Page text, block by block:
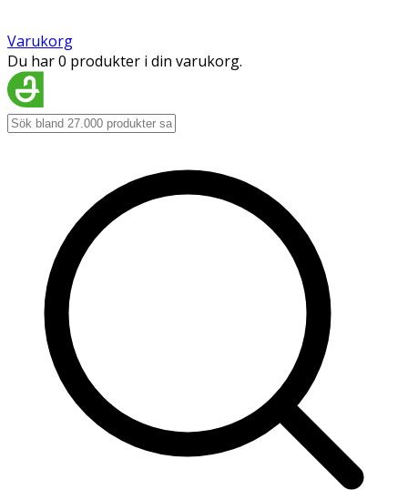
Varukorg
Du har 0 produkter i din varukorg.